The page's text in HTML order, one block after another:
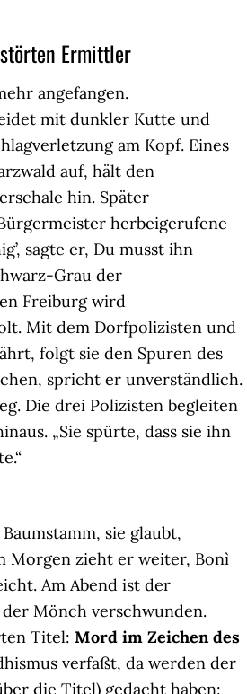
Ermittler
angefangen.
mit dunkler Kutte und
am Kopf. Eines
auf, hält den
hin. Später
herbeigerufene
sagte er, Du musst ihn
Grau der
Freiburg wird
Mit dem Dorfpolizisten und
folgt sie den Spuren des
spricht er unverständlich.
Die drei Polizisten begleiten
„Sie spürte, dass sie ihn
sie glaubt,
Morgen zieht er weiter, Bonì
Am Abend ist der
Mönch verschwunden.
Titel: Mord im Zeichen des
verfaßt, da werden der
die Titel) gedacht haben: